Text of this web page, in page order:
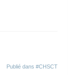
Publié dans #CHSCT